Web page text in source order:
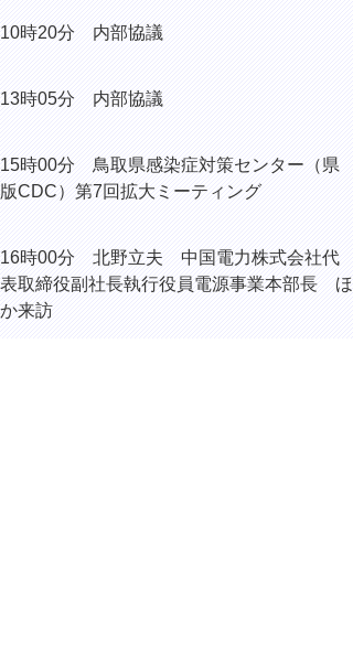
10時20分 内部協議
13時05分 内部協議
15時00分 鳥取県感染症対策センター（県
版CDC）第7回拡大ミーティング
16時00分 北野立夫 中国電力株式会社代
表取締役副社長執行役員電源事業本部長 ほ
か来訪